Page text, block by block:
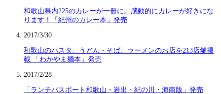
和歌山県内225のカレーが一冊に。感動的にカレーが好きにな
ります！「紀州のカレー本」発売
2017/3/30
和歌山のパスタ、うどん・そば、ラーメンのお店を213店舗掲
載 「わかやま麺本」発売
2017/2/28
「ランチパスポート和歌山・岩出・紀の川・海南版」発売